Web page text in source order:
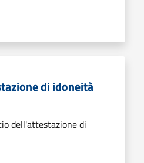
di idoneità
dell'attestazione di